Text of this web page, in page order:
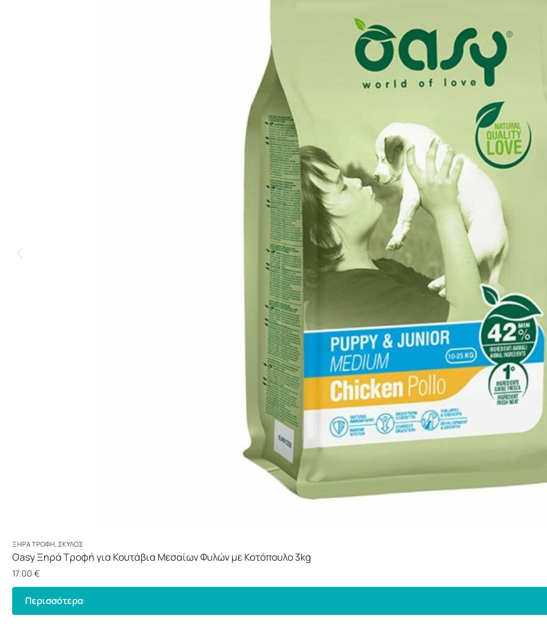
ΞΗΡΆ ΤΡΟΦΉ ΣΚΎΛΟΣ
Oasy Ξηρά Τροφή για Κουτάβια Μεσαίων Φυλών με Κοτόπουλο 3kg
17.00 €
Περισσότερα